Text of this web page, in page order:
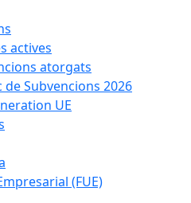
actives
atorgats
de Subvencions 2026
UE
(FUE)